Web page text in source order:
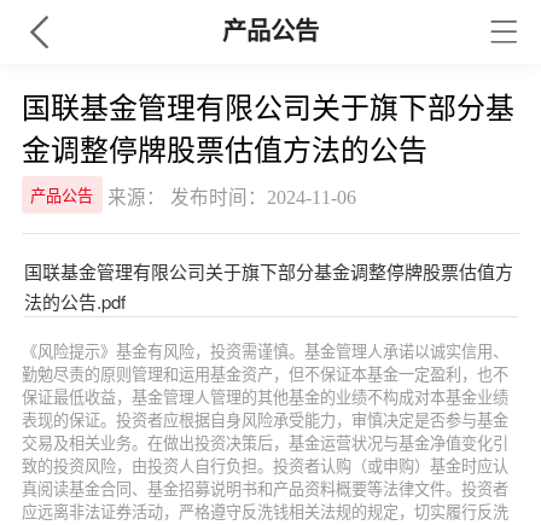
产品公告
国联基金管理有限公司关于旗下部分基
金调整停牌股票估值方法的公告
产品公告 来源： 发布时间：2024-11-06
国联基金管理有限公司关于旗下部分基金调整停牌股票估值方
法的公告.pdf
《风险提示》基金有风险，投资需谨慎。基金管理人承诺以诚实信用、
勤勉尽责的原则管理和运用基金资产，但不保证本基金一定盈利，也不
保证最低收益，基金管理人管理的其他基金的业绩不构成对本基金业绩
表现的保证。投资者应根据自身风险承受能力，审慎决定是否参与基金
交易及相关业务。在做出投资决策后，基金运营状况与基金净值变化引
致的投资风险，由投资人自行负担。投资者认购（或申购）基金时应认
真阅读基金合同、基金招募说明书和产品资料概要等法律文件。投资者
应远离非法证券活动，严格遵守反洗钱相关法规的规定，切实履行反洗